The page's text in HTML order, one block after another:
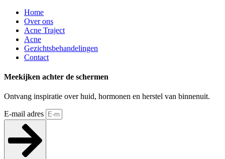
Home
Over ons
Acne Traject
Acne
Gezichtsbehandelingen
Contact
Meekijken achter de schermen
Ontvang inspiratie over huid, hormonen en herstel van binnenuit.
E-mail adres